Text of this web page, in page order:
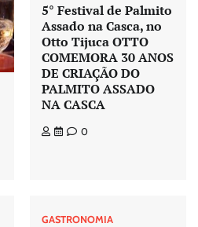
5° Festival de Palmito
Assado na Casca, no
Otto Tijuca OTTO
COMEMORA 30 ANOS
DE CRIAÇÃO DO
PALMITO ASSADO
NA CASCA
0
GASTRONOMIA